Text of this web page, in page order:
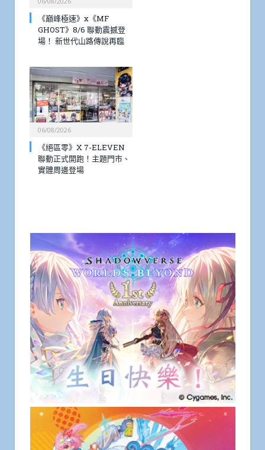
《巔峰極速》x《MF
GHOST》8/6 聯動震撼登
場！ 新世代山路傳說再臨
06/08/2026
《絕區零》X 7-ELEVEN
聯動正式開跑！主題門市、
實體周邊登場